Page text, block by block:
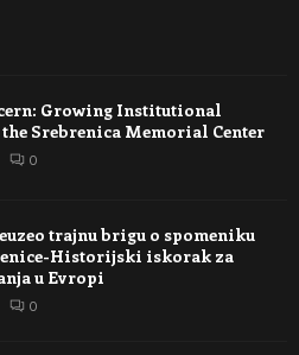
Growing Institutional
the Srebrenica Memorial Center
0
trajnu brigu o spomeniku
Historijski iskorak za
u Evropi
0